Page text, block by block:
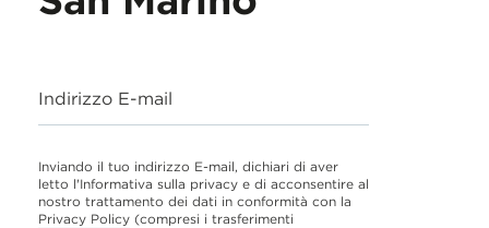
Indirizzo E-mail
Inviando il tuo indirizzo E-mail, dichiari di aver
letto l'Informativa sulla privacy e di acconsentire al
nostro trattamento dei dati in conformità con la
Privacy Policy (compresi i trasferimenti